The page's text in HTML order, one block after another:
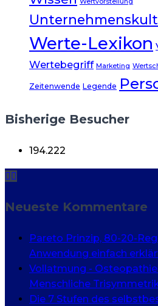
Wertvorstellung
Werte-Lexikon
Wertebegriff Marketing
Zeitenwende Legende
Bisherige Besucher
194.222
Neueste Kommentare
Pareto Prinzip, 80-20-
Anwendung einfach
Vollatmung -
Menschliche
Die 7 Stufen des